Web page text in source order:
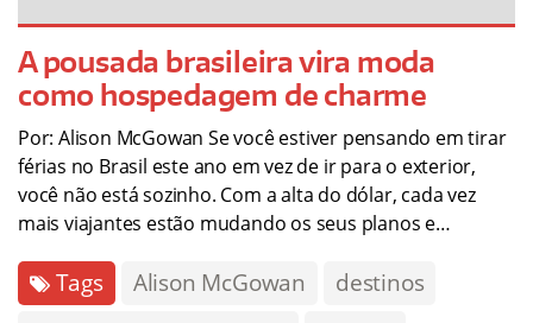
A pousada brasileira vira moda
como hospedagem de charme
Por: Alison McGowan Se você estiver pensando em tirar
férias no Brasil este ano em vez de ir para o exterior,
você não está sozinho. Com a alta do dólar, cada vez
mais viajantes estão mudando os seus planos e…
Tags Alison McGowan
destinos